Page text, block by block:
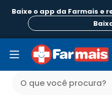
Baixe o app da Farmais e